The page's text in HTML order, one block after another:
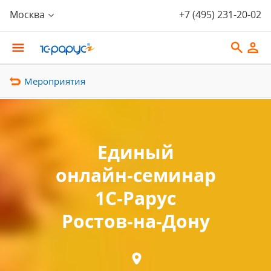
Москва +7 (495) 231-20-02
Мероприятия
Единый
онлайн‑семинар
1С‑Рарус
Ростов‑на‑Дону